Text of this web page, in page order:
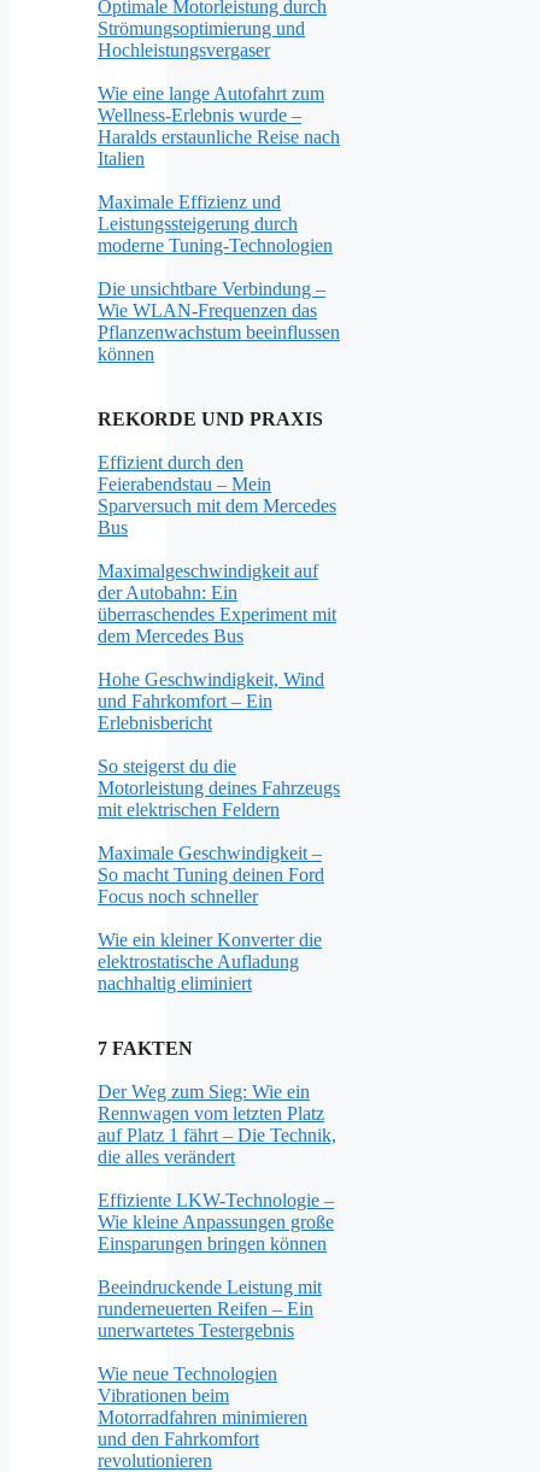
Optimale Motorleistung durch
Strömungsoptimierung und
Hochleistungsvergaser
Wie eine lange Autofahrt zum
Wellness-Erlebnis wurde –
Haralds erstaunliche Reise nach
Italien
Maximale Effizienz und
Leistungssteigerung durch
moderne Tuning-Technologien
Die unsichtbare Verbindung –
Wie WLAN-Frequenzen das
Pflanzenwachstum beeinflussen
können
REKORDE UND PRAXIS
Effizient durch den
Feierabendstau – Mein
Sparversuch mit dem Mercedes
Bus
Maximalgeschwindigkeit auf
der Autobahn: Ein
überraschendes Experiment mit
dem Mercedes Bus
Hohe Geschwindigkeit, Wind
und Fahrkomfort – Ein
Erlebnisbericht
So steigerst du die
Motorleistung deines Fahrzeugs
mit elektrischen Feldern
Maximale Geschwindigkeit –
So macht Tuning deinen Ford
Focus noch schneller
Wie ein kleiner Konverter die
elektrostatische Aufladung
nachhaltig eliminiert
7 FAKTEN
Der Weg zum Sieg: Wie ein
Rennwagen vom letzten Platz
auf Platz 1 fährt – Die Technik,
die alles verändert
Effiziente LKW-Technologie –
Wie kleine Anpassungen große
Einsparungen bringen können
Beeindruckende Leistung mit
runderneuerten Reifen – Ein
unerwartetes Testergebnis
Wie neue Technologien
Vibrationen beim
Motorradfahren minimieren
und den Fahrkomfort
revolutionieren